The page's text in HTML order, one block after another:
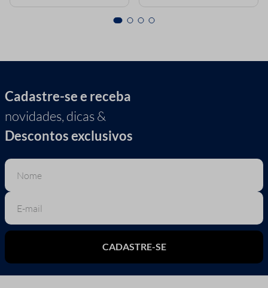
Cadastre-se e receba
novidades, dicas &
Descontos exclusivos
CADASTRE-SE